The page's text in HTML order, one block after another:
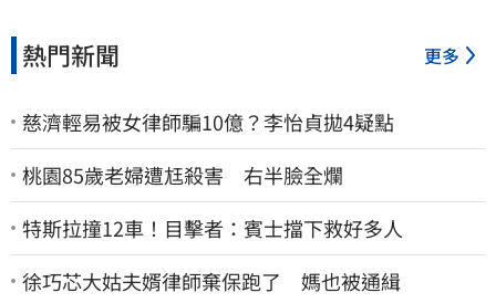
熱門新聞 更多
慈濟輕易被女律師騙10億？李怡貞拋4疑點
桃園85歲老婦遭尪殺害 右半臉全爛
特斯拉撞12車！目擊者：賓士擋下救好多人
徐巧芯大姑夫婿律師棄保跑了 媽也被通緝